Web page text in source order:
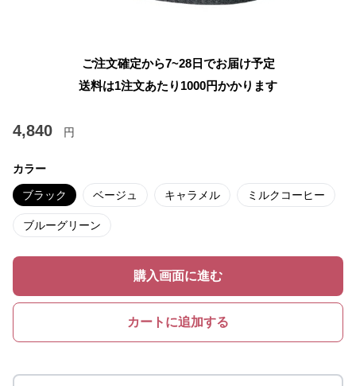
ご注文確定から7~28日でお届け予定
送料は1注文あたり 1000円かかります
4,840 円
カラー
ブラック ベージュ キャラメル ミルクコーヒー
ブルーグリーン
購入画面に進む
カートに追加する